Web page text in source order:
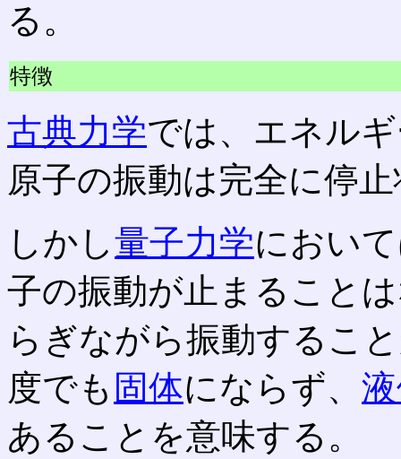
る。
特徴
古典力学では、エネル
原子の振動は完全に停
しかし量子力学におい
子の振動が止まること
らぎながら振動するこ
度でも 固体にならず、
あることを意味する。